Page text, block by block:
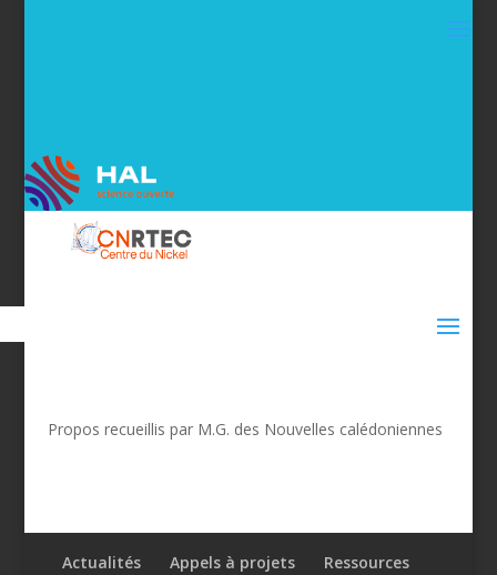
Propos recueillis par M.G. des Nouvelles calédoniennes
Actualités Appels à projets
Ressources